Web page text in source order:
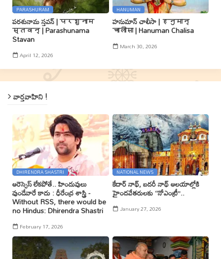
PARASHURAM
పరశునామ స్తవన్ | परशुनाम
स्तवन् | Parashunama
Stavan
April 12, 2026
HANUMAN
హనుమాన్ చాలీసా | हनुमान्
चालीसा | Hanuman Chalisa
March 30, 2026
వార్తవాహిని !
DHIRENDRA SHASTRI
ఆరెస్సెస్ లేకపోతే.. హిందువులు
వుండేవారే కాదు : ధీరేంద్ర శాస్త్రి -
Without RSS, there would be
no Hindus: Dhirendra Shastri
February 17, 2026
NATIONAL NEWS
కేదార్ నాథ్, బదరీ నాథ్ ఆలయాల్లోకి
హైందవేతరులకు ‘‘నోఎంట్రీ’’..
January 27, 2026